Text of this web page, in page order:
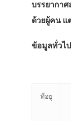
บรรยากาศ
ด้วยผู้คน แ
ข้อมูลทั่วไป
ที่อยู่